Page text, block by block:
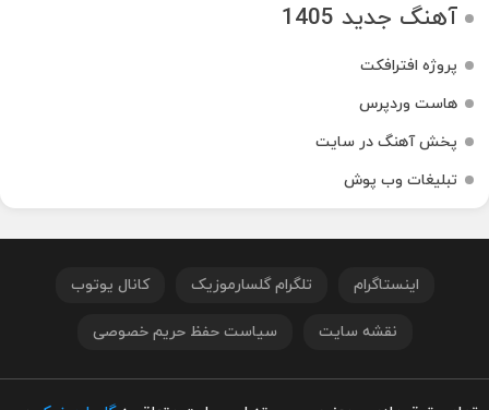
آهنگ جدید 1405
پروژه افترافکت
هاست وردپرس
پخش آهنگ در سایت
تبلیغات وب پوش
اینستاگرام تلگرام گلسارموزیک کانال یوتوب
نقشه سایت سیاست حفظ حریم خصوصی